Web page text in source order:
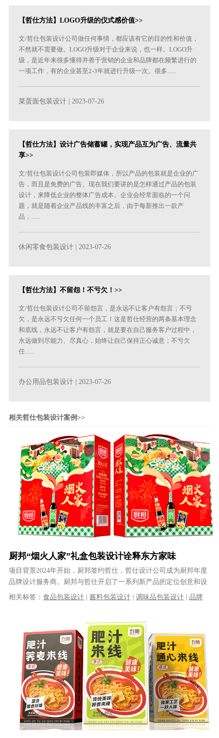
【哲仕方法】LOGO升级的仪式感价值>>
文/哲仕包装设计公司做任何事情，都应该有它的目的性和价值，
不然就不需要做。LOGO升级对于企业来说，也一样。LOGO升
级，是近年来很多懂得并善于营销的企业和品牌都在频繁进行的
一项工作，有的企业甚至2-3年就进行升级一次。很多......
菜蛋面包装设计 | 2023-07-26
【哲仕方法】设计广告储蓄罐，实现产品互为广告、流量共
享>>
文/哲仕包装设计公司包装即媒体，所以产品的包装就是企业的广
告，而且是免费的广告。现在我们要讲的是怎样通过产品的包装
设计，来降低企业的整体广告成本。企业会经常面临的一个问
题，就是随着企业产品线的丰富之后，由于每新推出一款产
品，......
休闲零食包装设计 | 2023-07-26
【哲仕方法】不留怨！不亏欠！>>
文/哲仕包装设计公司不留怨言，是永远不让客户有怨言；不亏
欠，是永远不亏欠任何一个员工！这是哲仕经营的两条基本理念
和底线，永远不让客户有怨言，就是要在自己服务客户过程中，
永远做到尽能力、尽真心，始终让自己保持正心诚意；不亏欠
任......
办公用品包装设计 | 2023-07-26
相关哲仕包装设计案例>>
厨邦“烟火人家”礼盒包装设计诠释东方家味
项目背景2024年开始，厨邦签约哲仕，哲仕设计公司成为厨邦年度
品牌设计服务商。厨邦与哲仕开启了一系列新产品的定位创意和设
计合作，哲仕为厨邦多款新产品完......
相关标签：食品包装设计 |酱料包装设计 |调味品包装设计 |品牌